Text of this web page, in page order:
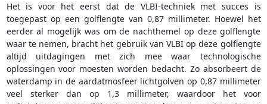
Het is voor het eerst dat de VLBI-techniek met succes is
toegepast op een golflengte van 0,87 millimeter. Hoewel het
eerder al mogelijk was om de nachthemel op deze golflengte
waar te nemen, bracht het gebruik van VLBI op deze golflengte
altijd uitdagingen met zich mee waar technologische
oplossingen voor moesten worden bedacht. Zo absorbeert de
waterdamp in de aardatmosfeer lichtgolven op 0,87 millimeter
veel sterker dan op 1,3 millimeter, waardoor het voor